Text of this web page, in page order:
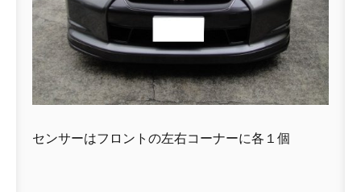
センサーはフロントの左右コーナーに各１個